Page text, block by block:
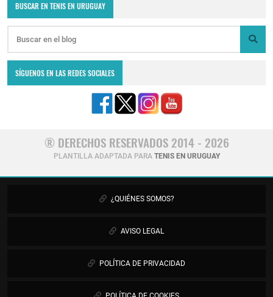
BUSCAR EN TENIS EN URUGUAY
SÍGUENOS EN LAS REDES SOCIALES
® DERECHOS RESERVADOS 2014 - 2026
PLANTILLA ADAPTADA PARA TENIS EN URUGUAY
¿QUIÉNES SOMOS?
AVISO LEGAL
POLÍTICA DE PRIVACIDAD